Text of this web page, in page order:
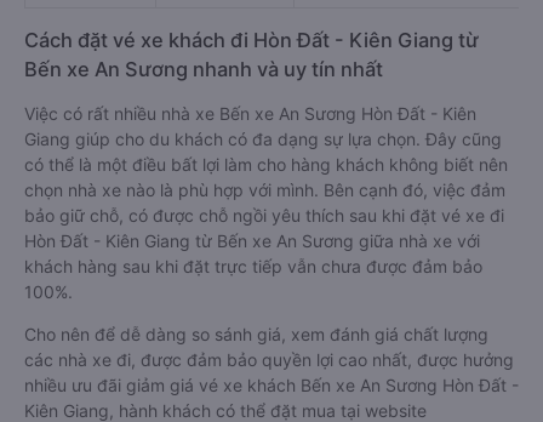
Cách đặt vé xe khách đi Hòn Đất - Kiên Giang từ
Bến xe An Sương nhanh và uy tín nhất
Việc có rất nhiều nhà xe Bến xe An Sương Hòn Đất - Kiên
Giang giúp cho du khách có đa dạng sự lựa chọn. Đây cũng
có thể là một điều bất lợi làm cho hàng khách không biết nên
chọn nhà xe nào là phù hợp với mình. Bên cạnh đó, việc đảm
bảo giữ chỗ, có được chỗ ngồi yêu thích sau khi đặt vé xe đi
Hòn Đất - Kiên Giang từ Bến xe An Sương giữa nhà xe với
khách hàng sau khi đặt trực tiếp vẫn chưa được đảm bảo
100%.
Cho nên để dễ dàng so sánh giá, xem đánh giá chất lượng
các nhà xe đi, được đảm bảo quyền lợi cao nhất, được hưởng
nhiều ưu đãi giảm giá vé xe khách Bến xe An Sương Hòn Đất -
Kiên Giang, hành khách có thể đặt mua tại website